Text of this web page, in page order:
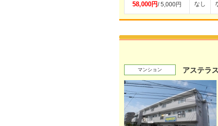
58,000円/ 5,000円 なし
マンション アステラ